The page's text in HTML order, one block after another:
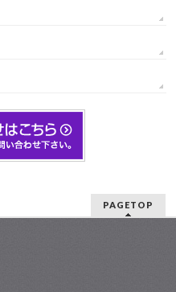
PAGETOP